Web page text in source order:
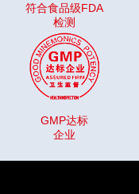
符合食品级FDA
检测
GMP达标
企业